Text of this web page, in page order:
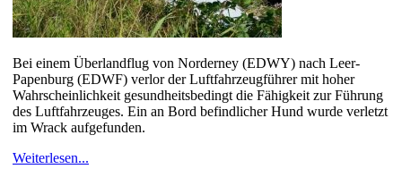
Bei einem Überlandflug von Norderney (EDWY) nach Leer-
Papenburg (EDWF) verlor der Luftfahrzeugführer mit hoher
Wahrscheinlichkeit gesundheitsbedingt die Fähigkeit zur Führung
des Luftfahrzeuges. Ein an Bord befindlicher Hund wurde verletzt
im Wrack aufgefunden.
Weiterlesen...